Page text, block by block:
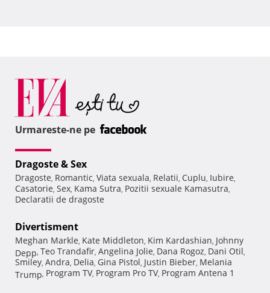
Urmareste-ne pe
Dragoste & Sex
Dragoste, Romantic, Viata sexuala, Relatii, Cuplu, Iubire,
Casatorie, Sex, Kama Sutra, Pozitii sexuale Kamasutra,
Declaratii de dragoste
Divertisment
Meghan Markle, Kate Middleton, Kim Kardashian, Johnny
Depp, Teo Trandafir, Angelina Jolie, Dana Rogoz, Dani Otil,
Smiley, Andra, Delia, Gina Pistol, Justin Bieber, Melania
Trump, Program TV, Program Pro TV, Program Antena 1